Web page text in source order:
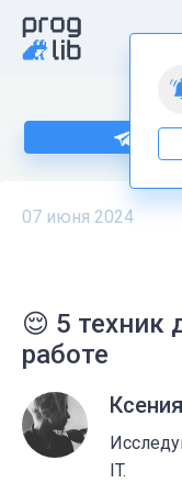
07 июня 2024
😌 5 техник
работе
IT.